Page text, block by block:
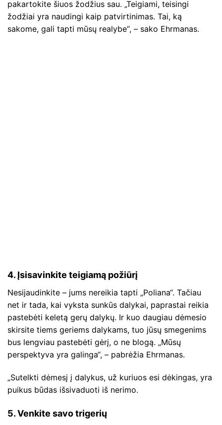
pakartokite šiuos žodžius sau. „Teigiami, teisingi
žodžiai yra naudingi kaip patvirtinimas. Tai, ką
sakome, gali tapti mūsų realybe“, – sako Ehrmanas.
4. Įsisavinkite teigiamą požiūrį
Nesijaudinkite – jums nereikia tapti „Poliana“. Tačiau
net ir tada, kai vyksta sunkūs dalykai, paprastai reikia
pastebėti keletą gerų dalykų. Ir kuo daugiau dėmesio
skirsite tiems geriems dalykams, tuo jūsų smegenims
bus lengviau pastebėti gėrį, o ne blogą. „Mūsų
perspektyva yra galinga“, – pabrėžia Ehrmanas.
„Sutelkti dėmesį į dalykus, už kuriuos esi dėkingas, yra
puikus būdas išsivaduoti iš nerimo.
5. Venkite savo trigerių